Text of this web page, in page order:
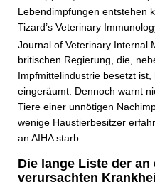
Lebendimpfungen entstehen
Tizard’s Veterinary
Journal of Veterinary Internal
britischen Regierung, die,
Impfmittelindustrie besetzt
eingeräumt. Dennoch warnt
Tiere einer unnötigen
wenige Haustierbesitzer
an AIHA starb.
Die lange Liste der
verursachten